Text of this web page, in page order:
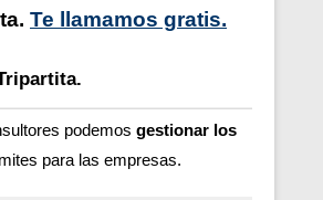
Te llamamos gratis.
podemos gestionar los
para las empresas.